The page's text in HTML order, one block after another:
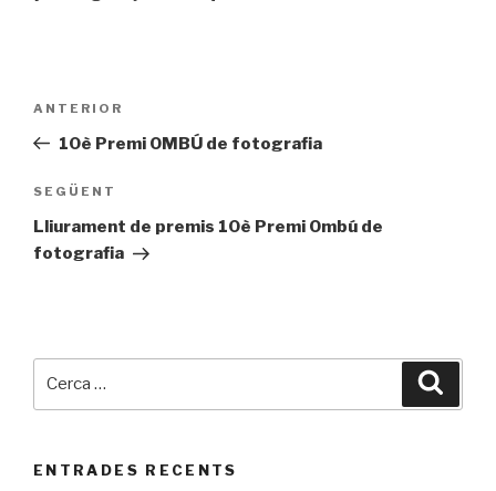
Entrada
prèvia
ANTERIOR
10è Premi OMBÚ de fotografia
Entrada
següent
SEGÜENT
Lliurament de premis 10è Premi Ombú de
fotografia
ENTRADES RECENTS